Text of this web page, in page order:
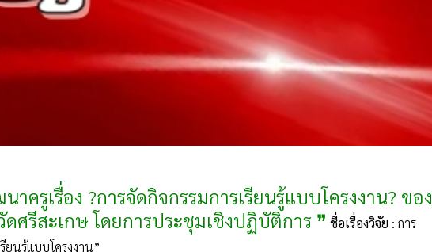
าครูเรื่อง ?การจัดกิจกรรมการเรียนรู้แบบโครงงาน? ของ
ศรีสะเกษ โดยการประชุมเชิงปฏิบัติการ ❞ ชื่อเรื่องวิจัย : การ
ยนรู้แบบโครงงาน”